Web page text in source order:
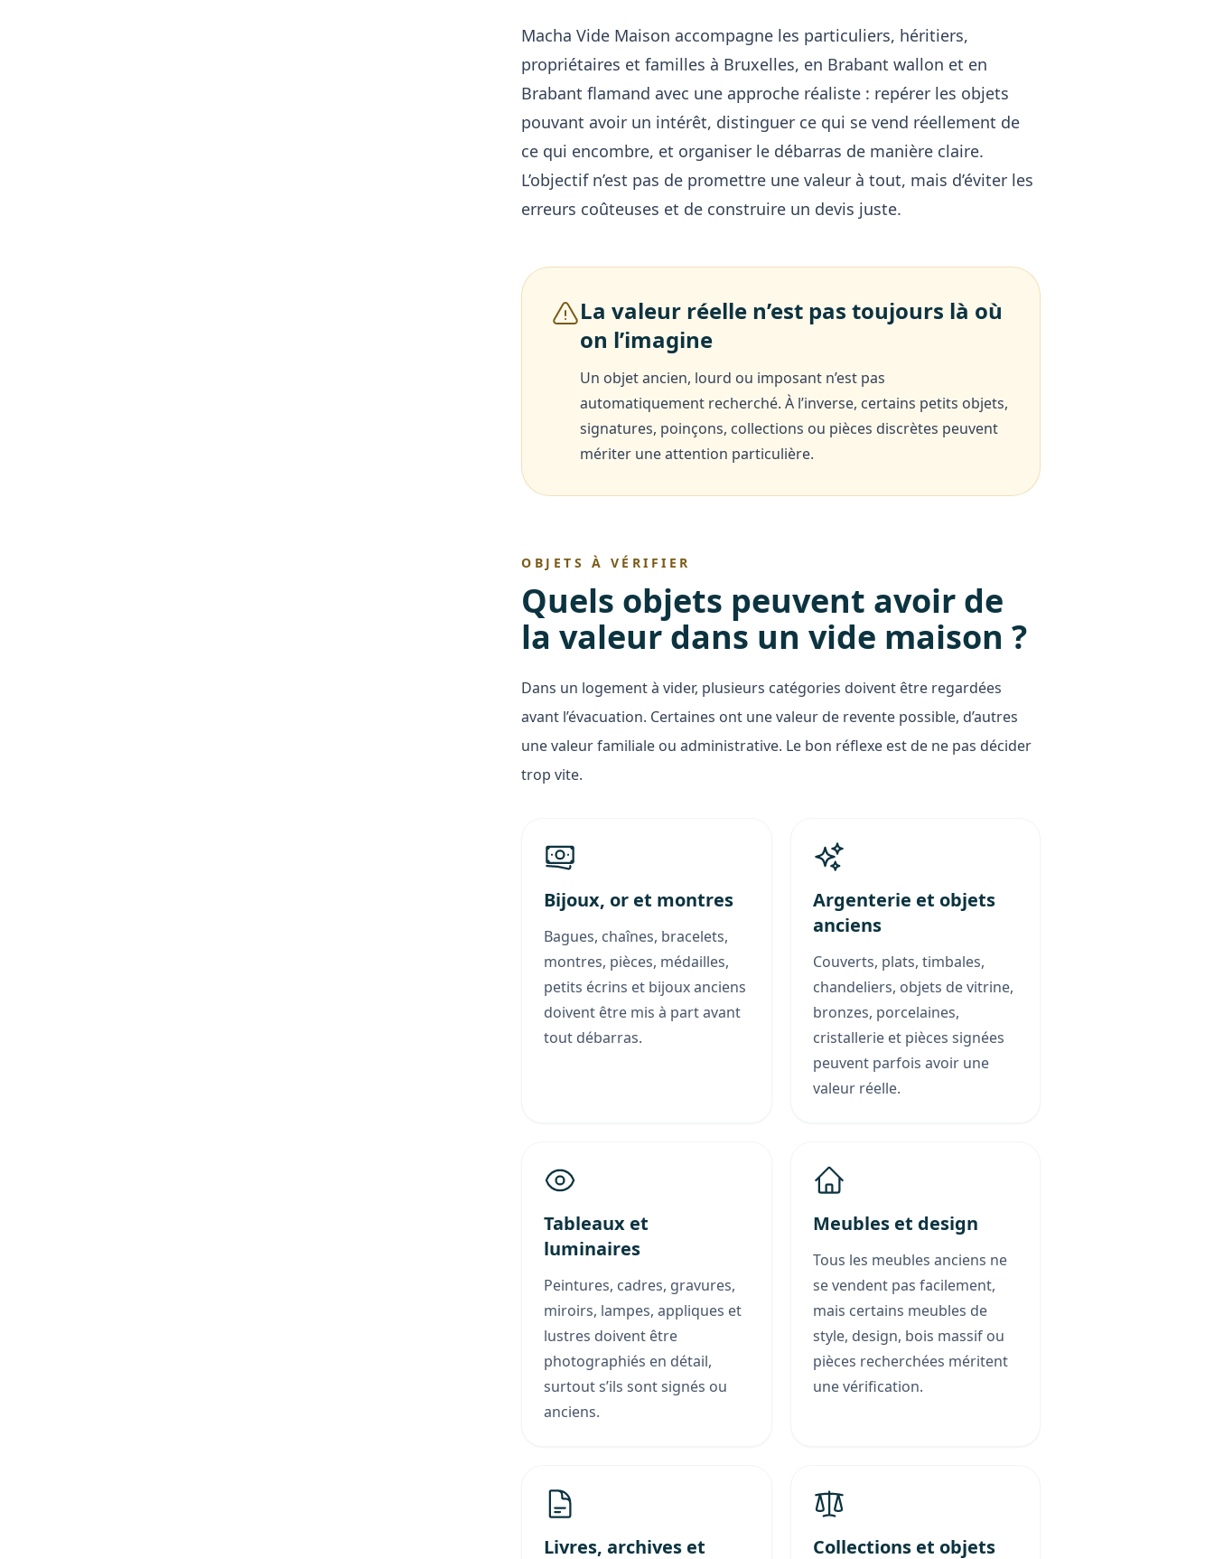
Macha Vide Maison accompagne les particuliers, héritiers,
propriétaires et familles à Bruxelles, en Brabant wallon et en
Brabant flamand avec une approche réaliste : repérer les objets
pouvant avoir un intérêt, distinguer ce qui se vend réellement de
ce qui encombre, et organiser le débarras de manière claire.
L’objectif n’est pas de promettre une valeur à tout, mais d’éviter les
erreurs coûteuses et de construire un devis juste.
La valeur réelle n’est pas toujours là où
on l’imagine
Un objet ancien, lourd ou imposant n’est pas
automatiquement recherché. À l’inverse, certains petits objets,
signatures, poinçons, collections ou pièces discrètes peuvent
mériter une attention particulière.
OBJETS À VÉRIFIER
Quels objets peuvent avoir de
la valeur dans un vide maison ?
Dans un logement à vider, plusieurs catégories doivent être regardées
avant l’évacuation. Certaines ont une valeur de revente possible, d’autres
une valeur familiale ou administrative. Le bon réflexe est de ne pas décider
trop vite.
Bijoux, or et montres
Bagues, chaînes, bracelets,
montres, pièces, médailles,
petits écrins et bijoux anciens
doivent être mis à part avant
tout débarras.
Argenterie et objets
anciens
Couverts, plats, timbales,
chandeliers, objets de vitrine,
bronzes, porcelaines,
cristallerie et pièces signées
peuvent parfois avoir une
valeur réelle.
Tableaux et
luminaires
Peintures, cadres, gravures,
miroirs, lampes, appliques et
lustres doivent être
photographiés en détail,
surtout s’ils sont signés ou
anciens.
Meubles et design
Tous les meubles anciens ne
se vendent pas facilement,
mais certains meubles de
style, design, bois massif ou
pièces recherchées méritent
une vérification.
Livres, archives et Collections et objets